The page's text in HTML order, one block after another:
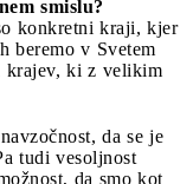
smislu?
konkretni kraji, kjer
beremo v Svetem
krajev, ki z velikim
da se je
tudi vesoljnost
da smo kot